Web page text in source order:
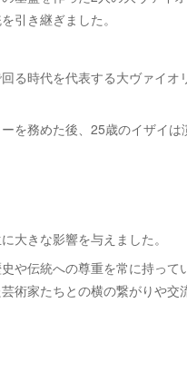
引き継ぎました。
る時代を代表する大ヴァイオ
を務めた後、25歳のイザイは
大きな影響を与えました。
や伝統への尊重を常に持って
術家たちとの横の繋がりや交